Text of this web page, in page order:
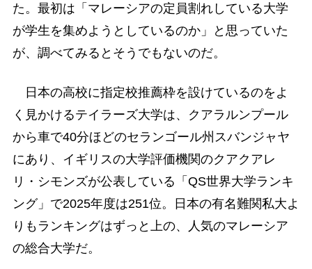
た。最初は「マレーシアの定員割れしている大学
が学生を集めようとしているのか」と思っていた
が、調べてみるとそうでもないのだ。
日本の高校に指定校推薦枠を設けているのをよ
く見かけるテイラーズ大学は、クアラルンプール
から車で40分ほどのセランゴール州スバンジャヤ
にあり、イギリスの大学評価機関のクアクアレ
リ・シモンズが公表している「QS世界大学ランキ
ング」で2025年度は251位。日本の有名難関私大よ
りもランキングはずっと上の、人気のマレーシア
の総合大学だ。